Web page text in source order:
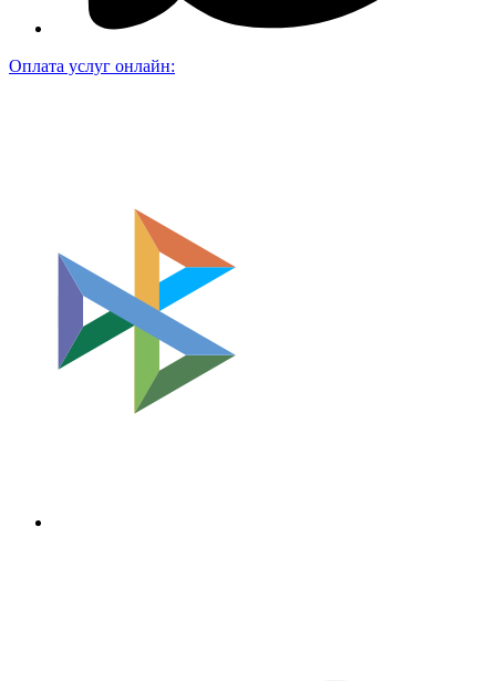
Оплата услуг онлайн: